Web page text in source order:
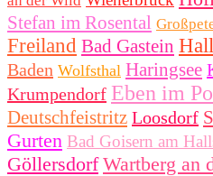
Stefan im Rosental
Freiland Bad Gastein
Baden Wolfsthal Haringsee
Krumpendorf Eben im
Deutschfeistritz Loosdorf
Gurten Bad Goisern am
Göllersdorf Wartberg an